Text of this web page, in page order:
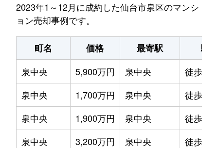
2023年1～12月に成約した仙台市泉区のマンシ
ョン売却事例です。
町名 価格 最寄駅
駅
泉中央
5,900万円 泉中央
徒歩4分
泉中央
1,700万円 泉中央
徒歩3分
泉中央
1,900万円 泉中央
徒歩5分
泉中央
3,200万円 泉中央
徒歩5分